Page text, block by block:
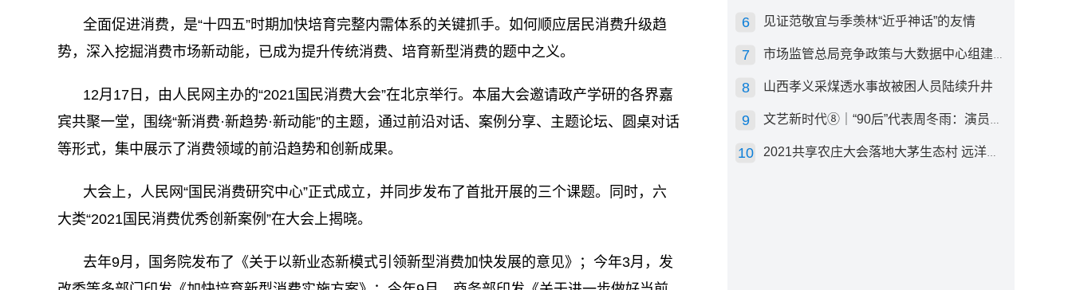
全面促进消费，是“十四五”时期加快培育完整内需体系的关键抓手。如何顺应居民消费升级趋
势，深入挖掘消费市场新动能，已成为提升传统消费、培育新型消费的题中之义。
12月17日，由人民网主办的“2021国民消费大会”在北京举行。本届大会邀请政产学研的各界嘉
宾共聚一堂，围绕“新消费·新趋势·新动能”的主题，通过前沿对话、案例分享、主题论坛、圆桌对话
等形式，集中展示了消费领域的前沿趋势和创新成果。
大会上，人民网“国民消费研究中心”正式成立，并同步发布了首批开展的三个课题。同时，六
大类“2021国民消费优秀创新案例”在大会上揭晓。
去年9月，国务院发布了《关于以新业态新模式引领新型消费加快发展的意见》；今年3月，发
见证范敬宜与季羡林“近乎神话”的友情
市场监管总局竞争政策与大数据中心组建成立
山西孝义采煤透水事故被困人员陆续升井
文艺新时代⑧｜“90后”代表周冬雨：演员心里有底，得靠体验生活
2021共享农庄大会落地大茅生态村 远洋集团打造“乡村振兴”样板